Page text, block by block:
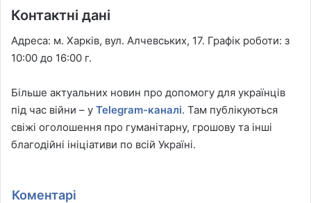
Контактні дані
Адреса: м. Харків, вул. Алчевських, 17. Графік роботи: з
10:00 до 16:00 г.
Більше актуальних новин про допомогу для українців
під час війни – у Telegram-каналі. Там публікуються
свіжі оголошення про гуманітарну, грошову та інші
благодійні ініціативи по всій Україні.
Коментарі